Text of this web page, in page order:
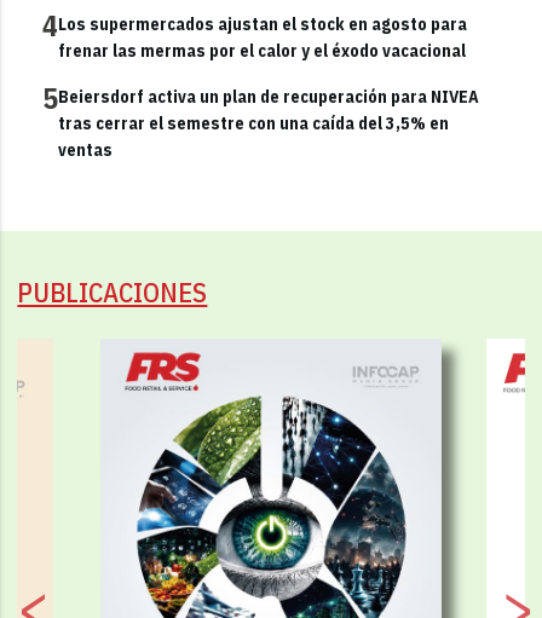
4Los supermercados ajustan el stock en agosto para
frenar las mermas por el calor y el éxodo vacacional
5Beiersdorf activa un plan de recuperación para NIVEA
tras cerrar el semestre con una caída del 3,5% en
ventas
PUBLICACIONES